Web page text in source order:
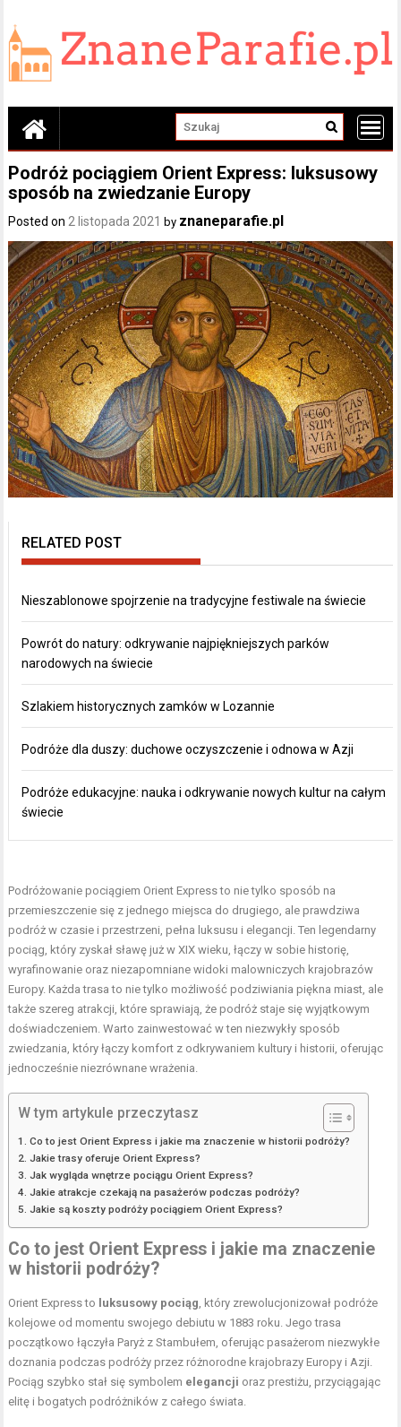
content
Podróż pociągiem Orient Express: luksusowy
sposób na zwiedzanie Europy
Posted on 2 listopada 2021 by znaneparafie.pl
RELATED POST
Nieszablonowe spojrzenie na tradycyjne festiwale na świecie
Powrót do natury: odkrywanie najpiękniejszych parków
narodowych na świecie
Szlakiem historycznych zamków w Lozannie
Podróże dla duszy: duchowe oczyszczenie i odnowa w Azji
Podróże edukacyjne: nauka i odkrywanie nowych kultur na całym
świecie
Podróżowanie pociągiem Orient Express to nie tylko sposób na
przemieszczenie się z jednego miejsca do drugiego, ale prawdziwa
podróż w czasie i przestrzeni, pełna luksusu i elegancji. Ten legendarny
pociąg, który zyskał sławę już w XIX wieku, łączy w sobie historię,
wyrafinowanie oraz niezapomniane widoki malowniczych krajobrazów
Europy. Każda trasa to nie tylko możliwość podziwiania piękna miast, ale
także szereg atrakcji, które sprawiają, że podróż staje się wyjątkowym
doświadczeniem. Warto zainwestować w ten niezwykły sposób
zwiedzania, który łączy komfort z odkrywaniem kultury i historii, oferując
jednocześnie niezrównane wrażenia.
W tym artykule przeczytasz
Co to jest Orient Express i jakie ma znaczenie w historii podróży?
Jakie trasy oferuje Orient Express?
Jak wygląda wnętrze pociągu Orient Express?
Jakie atrakcje czekają na pasażerów podczas podróży?
Jakie są koszty podróży pociągiem Orient Express?
Co to jest Orient Express i jakie ma znaczenie
w historii podróży?
Orient Express to luksusowy pociąg , który zrewolucjonizował podróże
kolejowe od momentu swojego debiutu w 1883 roku. Jego trasa
początkowo łączyła Paryż z Stambułem, oferując pasażerom niezwykłe
doznania podczas podróży przez różnorodne krajobrazy Europy i Azji.
Pociąg szybko stał się symbolem elegancji oraz prestiżu, przyciągając
elitę i bogatych podróżników z całego świata.